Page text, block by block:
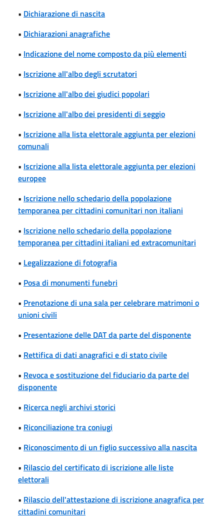
• Dichiarazione di nascita
• Dichiarazioni anagrafiche
• Indicazione del nome composto da più elementi
• Iscrizione all'albo degli scrutatori
• Iscrizione all'albo dei giudici popolari
• Iscrizione all'albo dei presidenti di seggio
• Iscrizione alla lista elettorale aggiunta per elezioni
comunali
• Iscrizione alla lista elettorale aggiunta per elezioni
europee
• Iscrizione nello schedario della popolazione
temporanea per cittadini comunitari non italiani
• Iscrizione nello schedario della popolazione
temporanea per cittadini italiani ed extracomunitari
• Legalizzazione di fotografia
• Posa di monumenti funebri
• Prenotazione di una sala per celebrare matrimoni o
unioni civili
• Presentazione delle DAT da parte del disponente
• Rettifica di dati anagrafici e di stato civile
• Revoca e sostituzione del fiduciario da parte del
disponente
• Ricerca negli archivi storici
• Riconciliazione tra coniugi
• Riconoscimento di un figlio successivo alla nascita
• Rilascio del certificato di iscrizione alle liste
elettorali
• Rilascio dell'attestazione di iscrizione anagrafica per
cittadini comunitari